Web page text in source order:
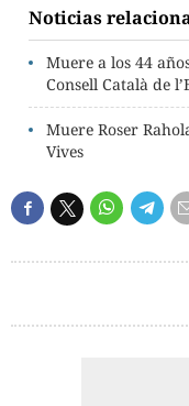
Noticias
Muere a los 44
Consell Català de
Muere Roser
Vives